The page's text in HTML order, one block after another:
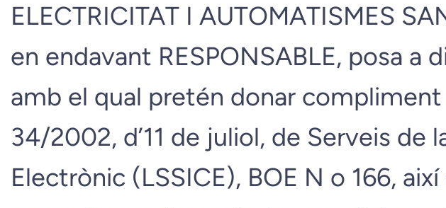
ELECTRICITAT I AUTOMATISMES
en endavant RESPONSABLE, posa
amb el qual pretén donar
34/2002, d’11 de juliol, de Serveis
Electrònic (LSSICE), BOE N o 166,